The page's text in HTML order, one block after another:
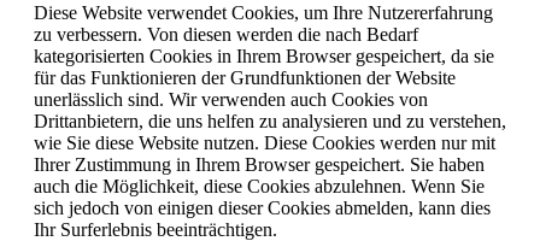
Diese Website verwendet Cookies, um Ihre Nutzererfahrung
zu verbessern. Von diesen werden die nach Bedarf
kategorisierten Cookies in Ihrem Browser gespeichert, da sie
für das Funktionieren der Grundfunktionen der Website
unerlässlich sind. Wir verwenden auch Cookies von
Drittanbietern, die uns helfen zu analysieren und zu verstehen,
wie Sie diese Website nutzen. Diese Cookies werden nur mit
Ihrer Zustimmung in Ihrem Browser gespeichert. Sie haben
auch die Möglichkeit, diese Cookies abzulehnen. Wenn Sie
sich jedoch von einigen dieser Cookies abmelden, kann dies
Ihr Surferlebnis beeinträchtigen.